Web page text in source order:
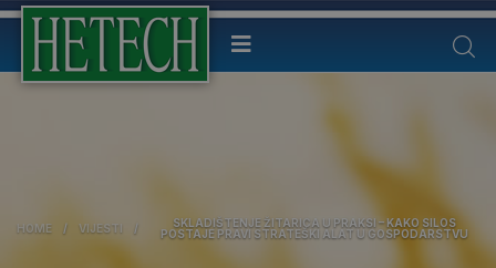
HOME / VIJESTI /
SKLADIŠTENJE ŽITARICA U PRAKSI – KAKO SILOS
POSTAJE PRAVI STRATEŠKI ALAT U GOSPODARSTVU